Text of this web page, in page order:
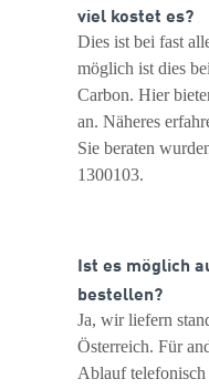
viel kostet es?
Dies ist bei fast
möglich ist dies
Carbon. Hier
an. Näheres
Sie beraten
1300103.
Ist es möglich
bestellen?
Ja, wir liefern
Österreich. Für
Ablauf